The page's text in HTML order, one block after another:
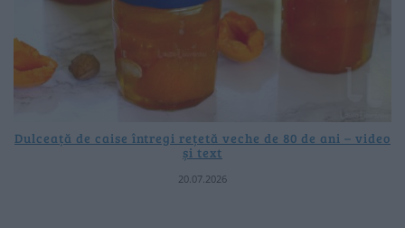
Dulceață de caise întregi rețetă veche de 80 de ani – video
și text
20.07.2026